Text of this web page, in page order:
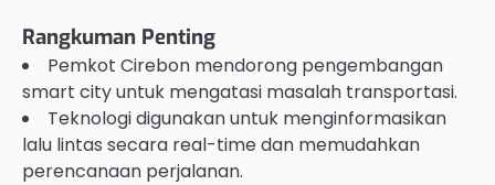
Rangkuman Penting
Pemkot Cirebon mendorong pengembangan
smart city untuk mengatasi masalah transportasi.
Teknologi digunakan untuk menginformasikan
lalu lintas secara real-time dan memudahkan
perencanaan perjalanan.